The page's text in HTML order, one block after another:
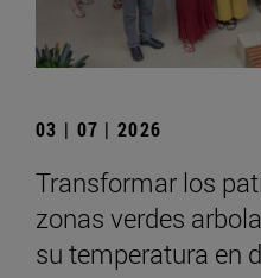
03 | 07 | 2026
Transformar los
zonas verdes
su temperatura en